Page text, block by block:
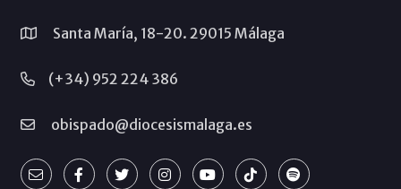
Santa María, 18-20. 29015 Málaga
(+34) 952 224 386
obispado@diocesismalaga.es